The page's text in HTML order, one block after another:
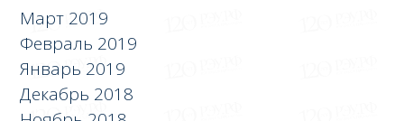
Март 2019
Февраль 2019
Январь 2019
Декабрь 2018